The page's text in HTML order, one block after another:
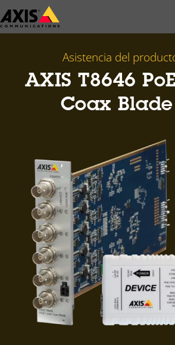
Saltar
al
Asistencia del
AXIS T8646
Coax